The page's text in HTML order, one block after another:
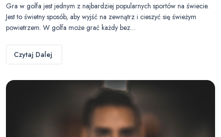
Gra w golfa jest jednym z najbardziej popularnych sportów na świecie.
Jest to świetny sposób, aby wyjść na zewnątrz i cieszyć się świeżym
powietrzem. W golfa może grać każdy bez…
Czytaj Dalej